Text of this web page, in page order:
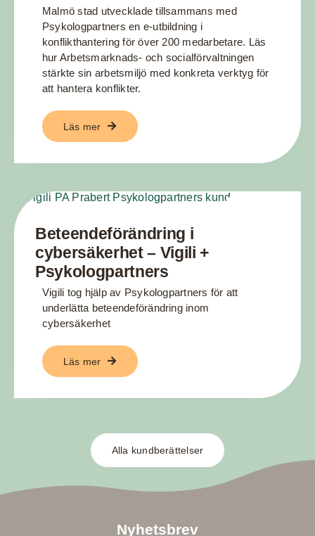
Malmö stad utvecklade tillsammans med
Psykologpartners en e-utbildning i
konflikthantering för över 200 medarbetare. Läs
hur Arbetsmarknads- och socialförvaltningen
stärkte sin arbetsmiljö med konkreta verktyg för
att hantera konflikter.
Läs mer
Beteendeförändring i
cybersäkerhet – Vigili +
Psykologpartners
Vigili tog hjälp av Psykologpartners för att
underlätta beteendeförändring inom
cybersäkerhet
Läs mer
Alla kundberättelser
Nyhetsbrev